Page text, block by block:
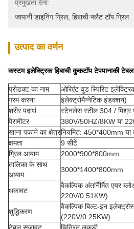
प्रमुखता देना:
जापानी डाइनिंग ग्रिल, हिबाची फ्लैट टॉप ग्रिल
उत्पाद का वर्णन
कस्टम इलेक्ट्रिक हिबाची कुकटॉप टेपपानाकी टेबल
प्रोडक्ट का नाम
ओरिएंट वुड स्पिरिट
गरम करना
इलेक्ट्रोमैग्नेटिक इंडक्शन)
शरीर पदार्थ
स्टेनलेस स्टील 304 / मिश्र
पैरामीटर
380V/50HZ/8KW या
खाना पकाने का क्षेत्रनियमित: 450*400mm
क्षमता
9 सीटें
ग्रिल आयाम
2000*900*800mm
तालिका के साथ
आयाम
3000*1400*800mm
थकावट
वैकल्पिक अंतर्निर्मित एयर
220V/0.51KW)
शुद्धिकरण
वैकल्पिक बिल्ट-इन
(220V/0.25KW)